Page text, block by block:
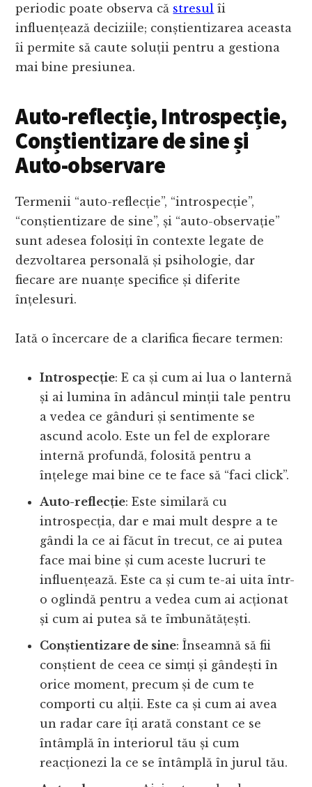
periodic poate observa că stresul îi
influențează deciziile; conștientizarea aceasta
îi permite să caute soluții pentru a gestiona
mai bine presiunea.
Auto-reflecție, Introspecție,
Conștientizare de sine și
Auto-observare
Termenii “auto-reflecție”, “introspecție”,
“conștientizare de sine”, și “auto-observație”
sunt adesea folosiți în contexte legate de
dezvoltarea personală și psihologie, dar
fiecare are nuanțe specifice și diferite
înțelesuri.
Iată o încercare de a clarifica fiecare termen:
Introspecție: E ca și cum ai lua o lanternă
și ai lumina în adâncul minții tale pentru
a vedea ce gânduri și sentimente se
ascund acolo. Este un fel de explorare
internă profundă, folosită pentru a
înțelege mai bine ce te face să “faci click”.
Auto-reflecție: Este similară cu
introspecția, dar e mai mult despre a te
gândi la ce ai făcut în trecut, ce ai putea
face mai bine și cum aceste lucruri te
influențează. Este ca și cum te-ai uita într-
o oglindă pentru a vedea cum ai acționat
și cum ai putea să te îmbunătățești.
Conștientizare de sine: Înseamnă să fii
conștient de ceea ce simți și gândești în
orice moment, precum și de cum te
comporti cu alții. Este ca și cum ai avea
un radar care îți arată constant ce se
întâmplă în interiorul tău și cum
reacționezi la ce se întâmplă în jurul tău.